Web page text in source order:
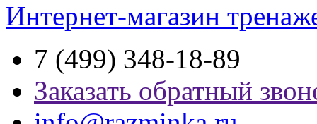
Интернет-магазин
7 (499) 348-18-89
Заказать обратный